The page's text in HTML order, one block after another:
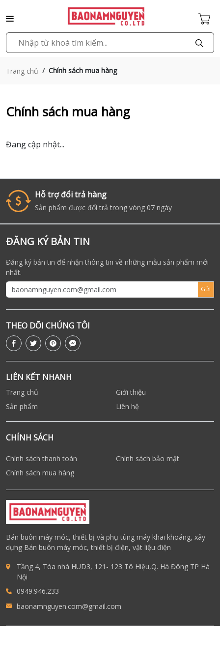
Trang chủ Chính sách mua hàng
Chính sách mua hàng
Đang cập nhật...
Hỗ trợ đổi trả hàng
Sản phẩm được đổi trả trong vòng 07 ngày
ĐĂNG KÝ BẢN TIN
Đăng ký bản tin để nhận thông tin về những mẫu sản phẩm mới
nhất.
Gửi
THEO DÕI CHÚNG TÔI
LIÊN KẾT NHANH
Trang chủ
Giới thiệu
Sản phẩm
Liên hệ
CHÍNH SÁCH
Chính sách thanh toán
Chính sách bảo mật
Chính sách mua hàng
Bán buôn máy móc, thiết bị và phụ tùng máy khai khoáng, xây
dựng Bán buôn máy móc, thiết bị điện, vật liệu điện
Tầng 4, Tòa nhà HUD3, 121- 123 Tô Hiệu,Q. Hà Đông TP Hà
Nội
0949.946.233
baonamnguyen.com@gmail.com